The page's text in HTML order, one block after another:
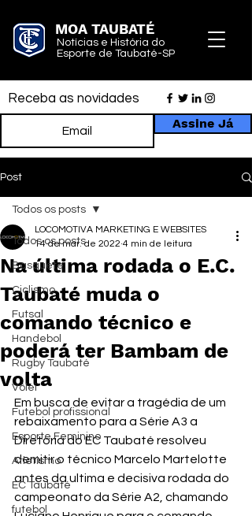
MOA TAUBATÉ
Notícias e História do
Esporte de Taubaté-SP
Receba as novidades
Assine Já
Post
Todos os posts
Basquete
Ciclismo
Futsal
Handebol
Rugby Taubaté
Vôlei
Futebol profissional
Esporte Feminino
Atletismo
EC Taubaté
futebol
Todos os posts
Na última rodada o E.C.
Taubaté muda o
comando técnico e
poderá ter Bambam de
volta
LOCOMOTIVA MARKETING E WEBSITES
14 de mar. de 2022 4 min de leitura
Em busca de evitar a tragédia de um
rebaixamento para a Série A3 a
Diretoria do EC Taubaté resolveu
demitir o técnico Marcelo Martelotte
antes da ultima e decisiva rodada do
campeonato da Série A2, chamando